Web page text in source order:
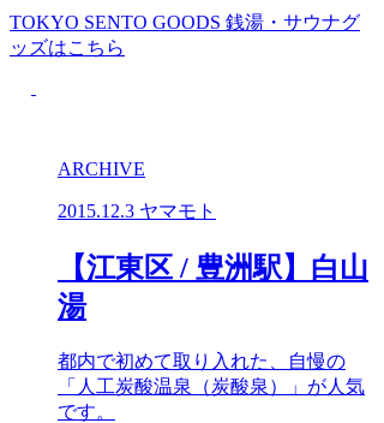
TOKYO SENTO GOODS 銭湯・サウナグ
ッズはこちら
ARCHIVE
2015.12.3 ヤマモト
【江東区 / 豊洲駅】白山
湯
都内で初めて取り入れた、自慢の
「人工炭酸温泉（炭酸泉）」が人気
です。